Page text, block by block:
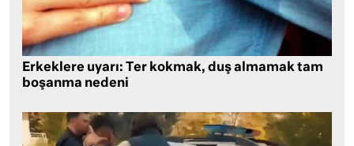
Erkeklere uyarı: Ter kokmak, duş almamak tam
boşanma nedeni